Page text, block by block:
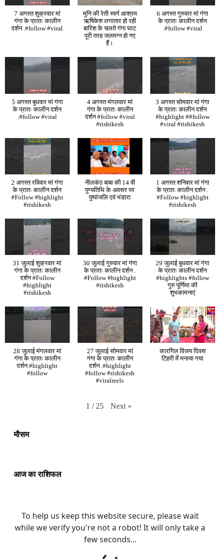
7 अगस्त शुक्रवार मां
गंगा के प्रातः कालीन
दर्शन .#follow #viral
मुनि की रेती स्वर्ग आश्रम
ऋषिकेश लगातार हो रही
बारिश के चलते गंगा घाट
पूरी तरह जलमग्न हो गए
हैं।
6 अगस्त गुरुवार मां गंगा
के प्रातः कालीन दर्शन
.#follow #viral
5 अगस्त बुधवार मां गंगा
के प्रातः कालीन दर्शन
.#follow #viral
4 अगस्त मंगलवार मां
गंगा के प्रातः कालीन
दर्शन #follow #viral
#rishikesh
3 अगस्त सोमवार मां गंगा
के प्रातः कालीन दर्शन
#highlight ##follow
#viral #rishikesh
2 अगस्त रविवार मां गंगा
के प्रातः कालीन दर्शन
#Follow #highlight
#rishikesh
नीलकंठ बाबा की 14 वी
पुण्यतिथि के अवसर पर
पुष्पांजलि एवं भंडारा
1 अगस्त शनिवार मां गंगा
के प्रातः कालीन दर्शन .
#Follow #highlight
#rishikesh
31 जुलाई शुक्रवार मां
गंगा के प्रातः कालीन
दर्शन #Follow
#highlight
#rishikesh
30 जुलाई गुरुवार मां गंगा
के प्रातः कालीन दर्शन .
#Follow #highlight
#rishikesh
29 जुलाई बुधवार मां गंगा
के प्रातः कालीन दर्शन
#highlights #follow
गुरु पूर्णिमा की
शुभकामनाएं
28 जुलाई मंगलवार मां
गंगा के प्रातः कालीन
दर्शन #highlight
#follow
27 जुलाई सोमवार मां
गंगा के प्रातः कालीन
दर्शन .#highlight
#follow #rishikesh
#viralreels
कारगिल विजय दिवस
टिहरी में मनाया गया
1 / 25 Next »
मौसम
आज का राशिफल